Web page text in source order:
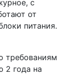
с
от
питания.
требованиям
2 года на